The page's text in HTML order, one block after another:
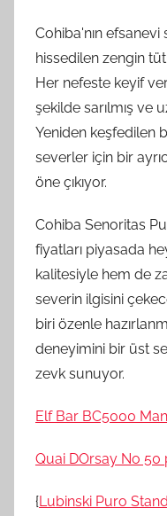
Cohiba'nın
hissedilen zengin
Her nefeste keyif
şekilde sarılmış ve
Yeniden keşfedilen
severler için bir
öne çıkıyor.
Cohiba Senoritas
fiyatları piyasada
kalitesiyle hem de
severin ilgisini
biri özenle
deneyimini bir üst
zevk sunuyor.
Elf Bar BC5000
Quai DOrsay No 50
{Lubinski Puro